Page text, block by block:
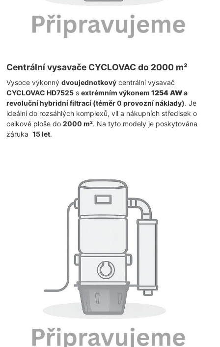
Centrální vysavače CYCLOVAC do 2000 m²
Vysoce výkonnýdvoujednotkový centrální vysavač
CYCLOVAC HD7525 sextrémním výkonem1254 AWa
revoluční hybridní filtrací (téměr 0 provozní náklady). Je
ideální do rozsáhlých komplexů, vil a nákupních středisek o
celkové ploše do2000 m². Na tyto modely je poskytována
záruka15 let.